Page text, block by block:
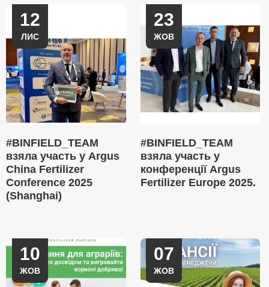
12
ЛИС
#BINFIELD_TEAM
взяла участь у Argus
China Fertilizer
Conference 2025
(Shanghai)
23
ЖОВ
#BINFIELD_TEAM
взяла участь у
конференції Argus
Fertilizer Europe 2025.
10
ЖОВ
07
ЖОВ